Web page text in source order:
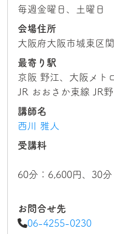
毎週金曜日、土曜日
会場住所
大阪府大阪市城東区
最寄り駅
京阪 野江、大阪メト
JR おおさか東線 JR
講師名
西川 雅人
受講料
60分：6,600円、30分
お問合せ先
06-4255-0230